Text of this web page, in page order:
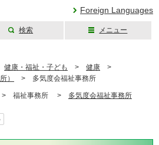
Foreign Languages
検索 メニュー
健康・福祉・子ども > 健康 >
）
> 多気度会福祉事務所
福祉事務所 > 多気度会福祉事務所